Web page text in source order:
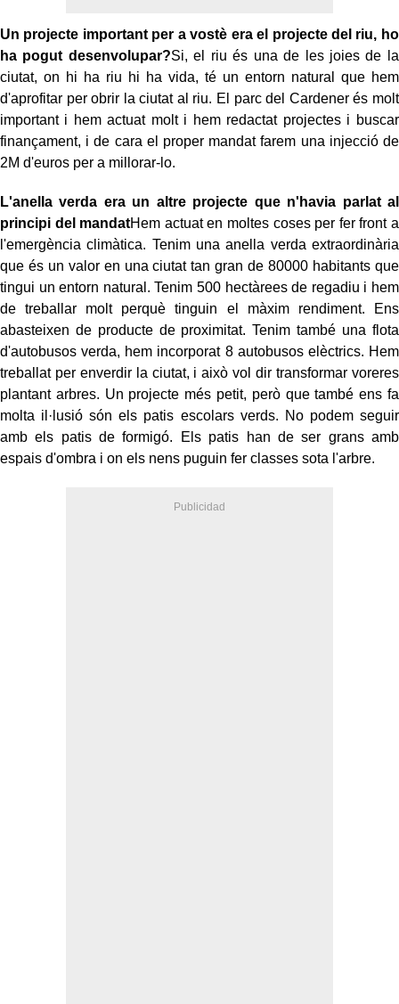
Un projecte important per a vostè era el projecte del riu, ho
ha pogut desenvolupar?Si, el riu és una de les joies de la
ciutat, on hi ha riu hi ha vida, té un entorn natural que hem
d'aprofitar per obrir la ciutat al riu. El parc del Cardener és molt
important i hem actuat molt i hem redactat projectes i buscar
finançament, i de cara el proper mandat farem una injecció de
2M d'euros per a millorar-lo.
L'anella verda era un altre projecte que n'havia parlat al
principi del mandatHem actuat en moltes coses per fer front a
l'emergència climàtica. Tenim una anella verda extraordinària
que és un valor en una ciutat tan gran de 80000 habitants que
tingui un entorn natural. Tenim 500 hectàrees de regadiu i hem
de treballar molt perquè tinguin el màxim rendiment. Ens
abasteixen de producte de proximitat. Tenim també una flota
d'autobusos verda, hem incorporat 8 autobusos elèctrics. Hem
treballat per enverdir la ciutat, i això vol dir transformar voreres
plantant arbres. Un projecte més petit, però que també ens fa
molta il·lusió són els patis escolars verds. No podem seguir
amb els patis de formigó. Els patis han de ser grans amb
espais d'ombra i on els nens puguin fer classes sota l'arbre.